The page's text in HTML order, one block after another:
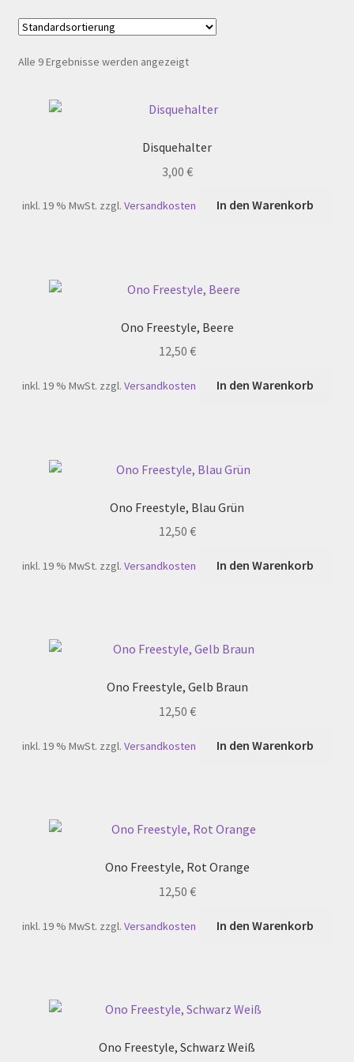
Warenkorb
Werkstattverkauf
Widerrufsbelehrung
Alle 9 Ergebnisse werden angezeigt
Disquehalter
3,00 €
inkl. 19 % MwSt. zzgl.Versandkosten In den Warenkorb
Ono Freestyle, Beere
12,50 €
inkl. 19 % MwSt. zzgl.Versandkosten In den Warenkorb
Ono Freestyle, Blau Grün
12,50 €
inkl. 19 % MwSt. zzgl.Versandkosten In den Warenkorb
Ono Freestyle, Gelb Braun
12,50 €
inkl. 19 % MwSt. zzgl.Versandkosten In den Warenkorb
Ono Freestyle, Rot Orange
12,50 €
inkl. 19 % MwSt. zzgl.Versandkosten In den Warenkorb
Ono Freestyle, Schwarz Weiß